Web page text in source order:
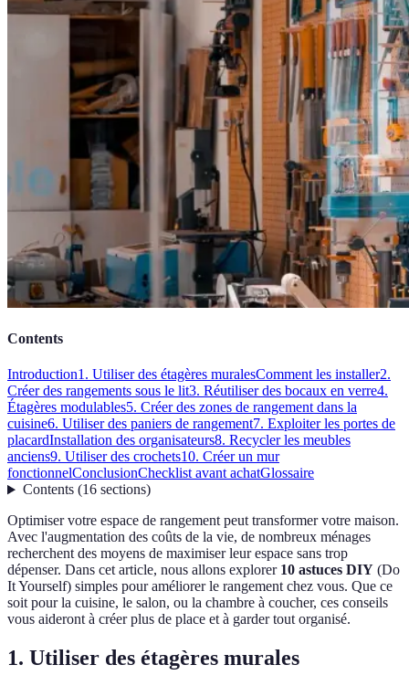
Contents
Introduction1. Utiliser des étagères muralesComment les installer2.
Créer des rangements sous le lit3. Réutiliser des bocaux en verre4.
Étagères modulables5. Créer des zones de rangement dans la
cuisine6. Utiliser des paniers de rangement7. Exploiter les portes de
placardInstallation des organisateurs8. Recycler les meubles
anciens9. Utiliser des crochets10. Créer un mur
fonctionnelConclusionChecklist avant achatGlossaire
Contents(16 sections)
Optimiser votre espace de rangement peut transformer votre maison.
Avec l'augmentation des coûts de la vie, de nombreux ménages
recherchent des moyens de maximiser leur espace sans trop
dépenser. Dans cet article, nous allons explorer 10 astuces DIY (Do
It Yourself) simples pour améliorer le rangement chez vous. Que ce
soit pour la cuisine, le salon, ou la chambre à coucher, ces conseils
vous aideront à créer plus de place et à garder tout organisé.
1. Utiliser des étagères murales